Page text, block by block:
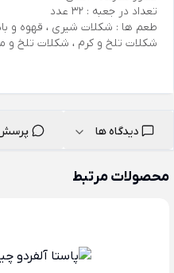
تعداد در جعبه : 32 عدد
طعم ها : شکلات شیری ، قهوه و
شکلات تلخ و کرم ، شکلات تلخ و
دیدگاه ها
محصولات مرتبط